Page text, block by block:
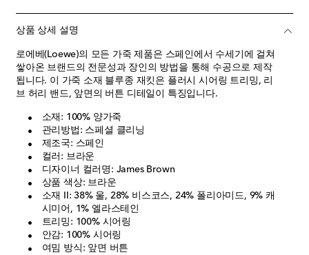
상품 상세 설명
로에베(Loewe)의 모든 가죽 제품은 스페인에서 수세기에 걸쳐
쌓아온 브랜드의 전문성과 장인의 방법을 통해 수공으로 제작
됩니다. 이 가죽 소재 블루종 재킷은 플러시 시어링 트리밍, 리
브 허리 밴드, 앞면의 버튼 디테일이 특징입니다.
소재: 100% 양가죽
관리방법: 스페셜 클리닝
제조국: 스페인
컬러: 브라운
디자이너 컬러명: James Brown
상품 색상: 브라운
소재 II: 38% 울, 28% 비스코스, 24% 폴리아미드, 9% 캐
시미어, 1% 엘라스테인
트리밍: 100% 시어링
안감: 100% 시어링
여밈 방식: 앞면 버튼